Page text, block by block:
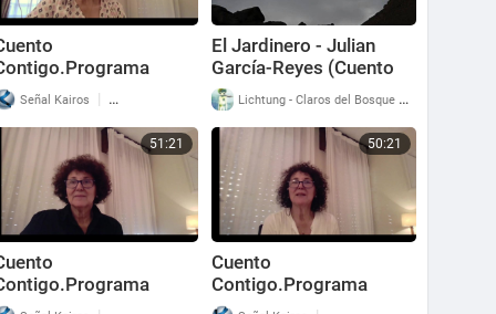
Relatos para
pensando.
Señal Kairos | 66 Reproducciones
El Jardinero - Julian
García-Reyes (Cuento
Espiritual)
Lichtung - Claros del Bosque |
51:21
para
50:21
Cuento
Contigo.Programa
nº179. "La sabiduría de